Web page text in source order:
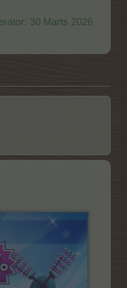
30 Marts 2026